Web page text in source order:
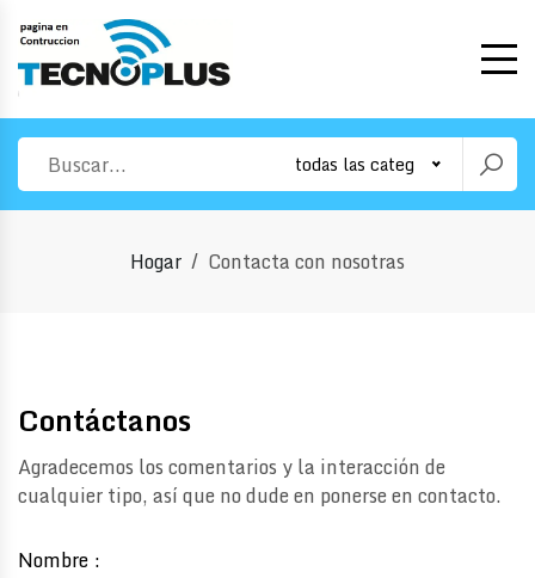
todas las categorias
Hogar Contacta con nosotras
Contáctanos
Agradecemos los comentarios y la interacción de
cualquier tipo, así que no dude en ponerse en contacto.
Nombre